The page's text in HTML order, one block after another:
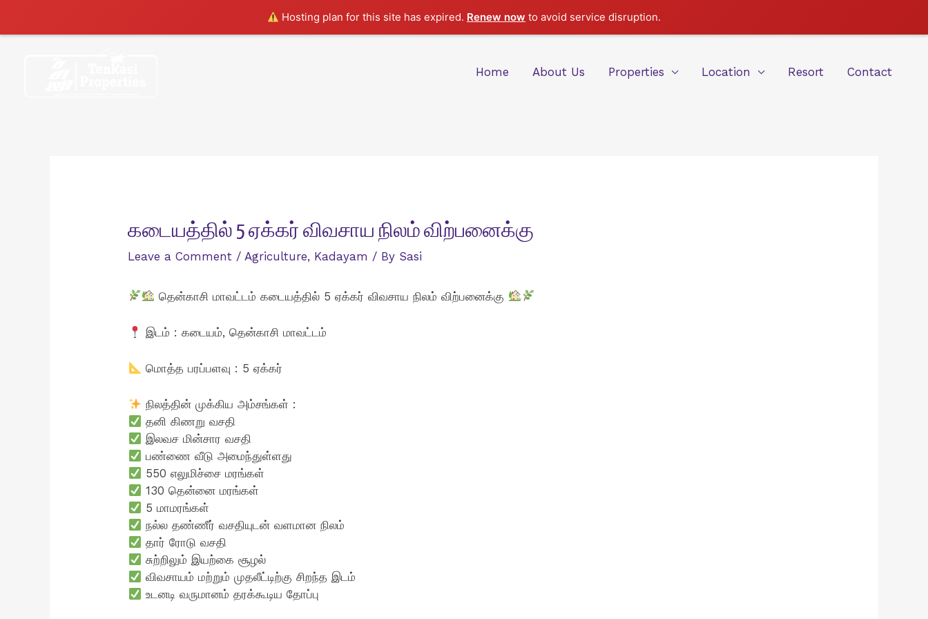
Hosting plan for this site has expired. Renew now to avoid service disruption.
Home About Us Properties Location Resort Contact
கடையத்தில் 5 ஏக்கர் விவசாய நிலம் விற்பனைக்கு
Leave a Comment / Agriculture, Kadayam / By Sasi
தென்காசி மாவட்டம் கடையத்தில் 5 ஏக்கர் விவசாய நிலம் விற்பனைக்கு
இடம் : கடையம், தென்காசி மாவட்டம்
மொத்த பரப்பளவு : 5 ஏக்கர்
நிலத்தின் முக்கிய அம்சங்கள் :
தனி கிணறு வசதி
இலவச மின்சார வசதி
பண்ணை வீடு அமைந்துள்ளது
550 எலுமிச்சை மரங்கள்
130 தென்னை மரங்கள்
5 மாமரங்கள்
நல்ல தண்ணீர் வசதியுடன் வளமான நிலம்
தார் ரோடு வசதி
சுற்றிலும் இயற்கை சூழல்
விவசாயம் மற்றும் முதலீட்டிற்கு சிறந்த இடம்
உடனடி வருமானம் தரக்கூடிய தோப்பு